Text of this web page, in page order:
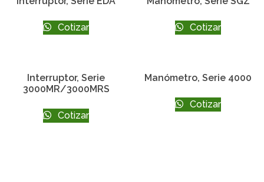
Cotizar Cotizar
Interruptor, Serie
3000MR/3000MRS
Cotizar
Manómetro, Serie 4000
Cotizar